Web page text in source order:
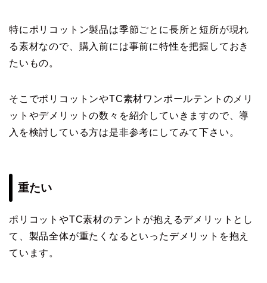
特にポリコットン製品は季節ごとに長所と短所が現れ
る素材なので、購入前には事前に特性を把握しておき
たいもの。
そこでポリコットンやTC素材ワンポールテントのメリ
ットやデメリットの数々を紹介していきますので、導
入を検討している方は是非参考にしてみて下さい。
重たい
ポリコットやTC素材のテントが抱えるデメリットとし
て、製品全体が重たくなるといったデメリットを抱え
ています。